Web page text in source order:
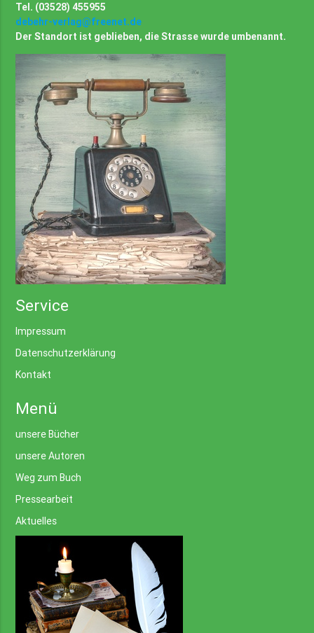
Tel. (03528) 455955
debehr-verlag@freenet.de
Der Standort ist geblieben, die Strasse wurde umbenannt.
Service
Impressum
Datenschutzerklärung
Kontakt
Menü
unsere Bücher
unsere Autoren
Weg zum Buch
Pressearbeit
Aktuelles